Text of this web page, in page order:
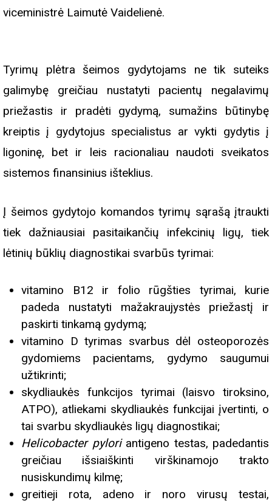
viceministrė Laimutė Vaidelienė.
Tyrimų plėtra šeimos gydytojams ne tik suteiks
galimybę greičiau nustatyti pacientų negalavimų
priežastis ir pradėti gydymą, sumažins būtinybę
kreiptis į gydytojus specialistus ar vykti gydytis į
ligoninę, bet ir leis racionaliau naudoti sveikatos
sistemos finansinius išteklius.
Į šeimos gydytojo komandos tyrimų sąrašą įtraukti
tiek dažniausiai pasitaikančių infekcinių ligų, tiek
lėtinių būklių diagnostikai svarbūs tyrimai:
vitamino B12 ir folio rūgšties tyrimai, kurie
padeda nustatyti mažakraujystės priežastį ir
paskirti tinkamą gydymą;
vitamino D tyrimas svarbus dėl osteoporozės
gydomiems pacientams, gydymo saugumui
užtikrinti;
skydliaukės funkcijos tyrimai (laisvo tiroksino,
ATPO), atliekami skydliaukės funkcijai įvertinti, o
tai svarbu skydliaukės ligų diagnostikai;
Helicobacter pylori antigeno testas, padedantis
greičiau išsiaiškinti virškinamojo trakto
nusiskundimų kilmę;
greitieji rota, adeno ir noro virusų testai,